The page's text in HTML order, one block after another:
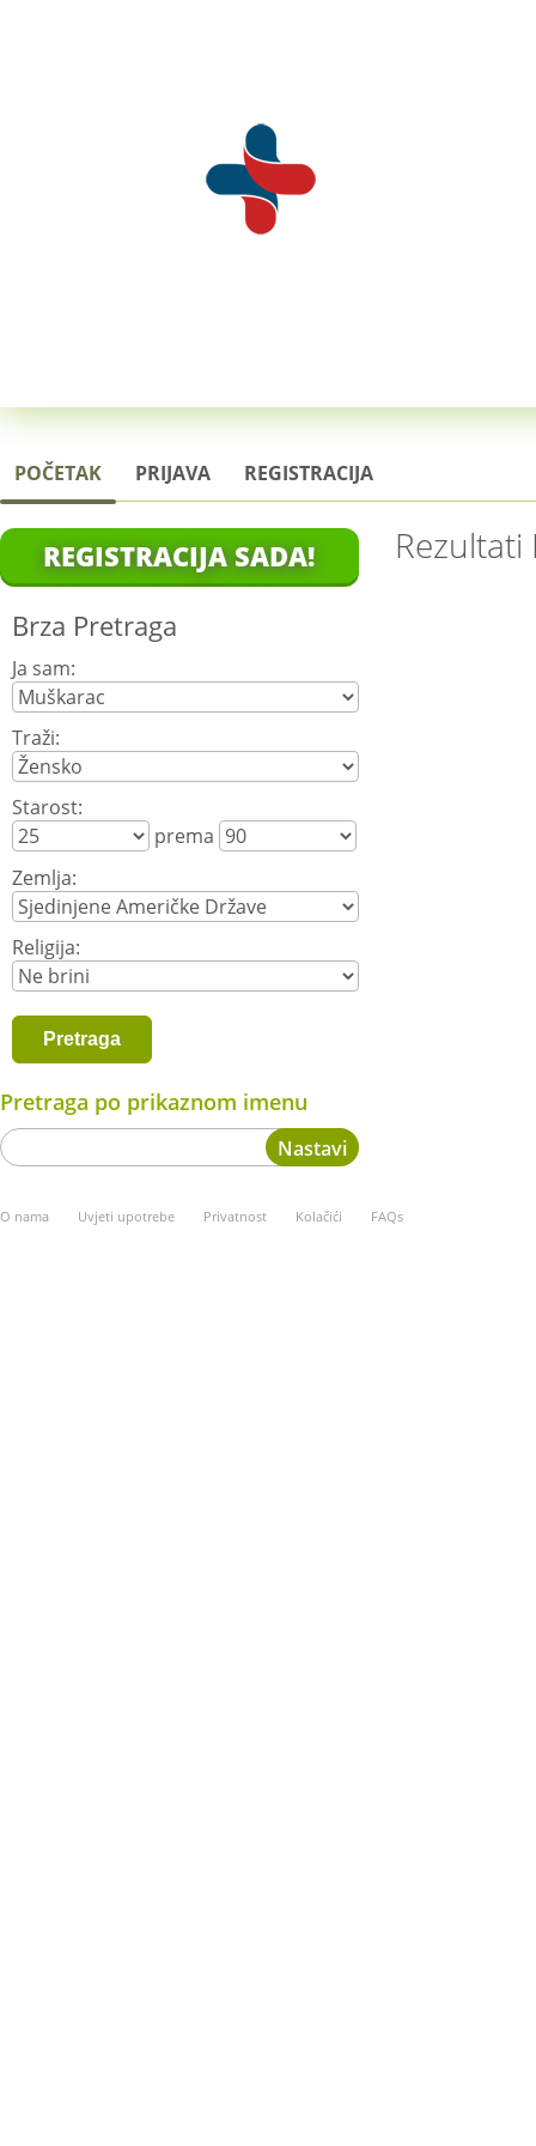
POČETAK PRIJAVA REGISTRACIJA
REGISTRACIJA SADA!
Brza Pretraga
Ja sam:
Traži:
Starost:
prema
Zemlja:
Religija:
Pretraga po prikaznom imenu
Rezultati
O nama Uvjeti upotrebe Privatnost Kolačići FAQs